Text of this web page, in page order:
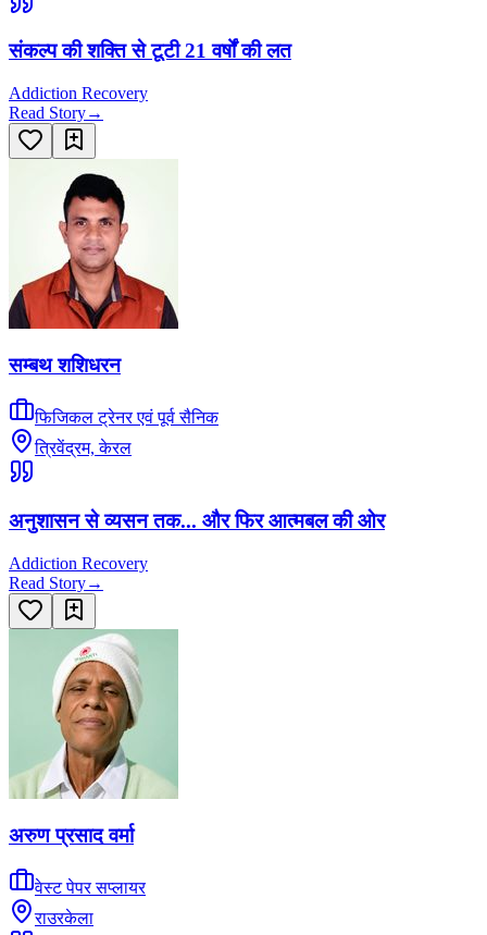
संकल्प की शक्ति से टूटी 21 वर्षों की लत
Addiction Recovery
Read Story→
सम्बथ शशिधरन
फिजिकल ट्रेनर एवं पूर्व सैनिक
त्रिवेंद्रम, केरल
अनुशासन से व्यसन तक... और फिर आत्मबल की ओर
Addiction Recovery
Read Story→
अरुण प्रसाद वर्मा
वेस्ट पेपर सप्लायर
राउरकेला